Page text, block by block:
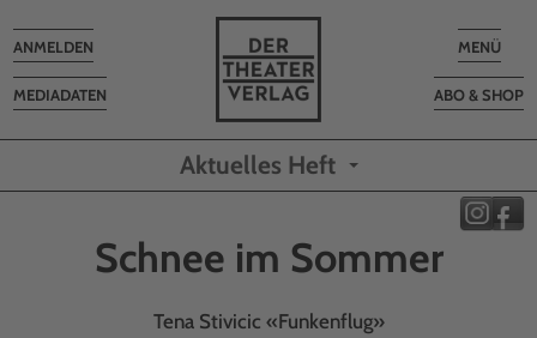
Toggle
MENÜ
ABO & SHOP
MEDIADATEN
Toggle
navigation
ANMELDEN
Aktuelles Heft
Schnee im Sommer
Tena Stivicic «Funkenflug»